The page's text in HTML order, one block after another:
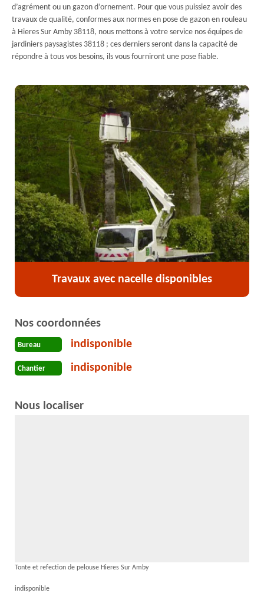
d’agrément ou un gazon d’ornement. Pour que vous puissiez avoir des
travaux de qualité, conformes aux normes en pose de gazon en rouleau
à Hieres Sur Amby 38118, nous mettons à votre service nos équipes de
jardiniers paysagistes 38118 ; ces derniers seront dans la capacité de
répondre à tous vos besoins, ils vous fourniront une pose fiable.
Travaux avec nacelle disponibles
Nos coordonnées
Bureau indisponible
Chantier indisponible
Nous localiser
Tonte et refection de pelouse Hieres Sur Amby
indisponible